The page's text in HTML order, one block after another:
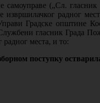
(„Сл.
извршилачког радног
Градске општине
гласник Града
радног места, и то:
поступку